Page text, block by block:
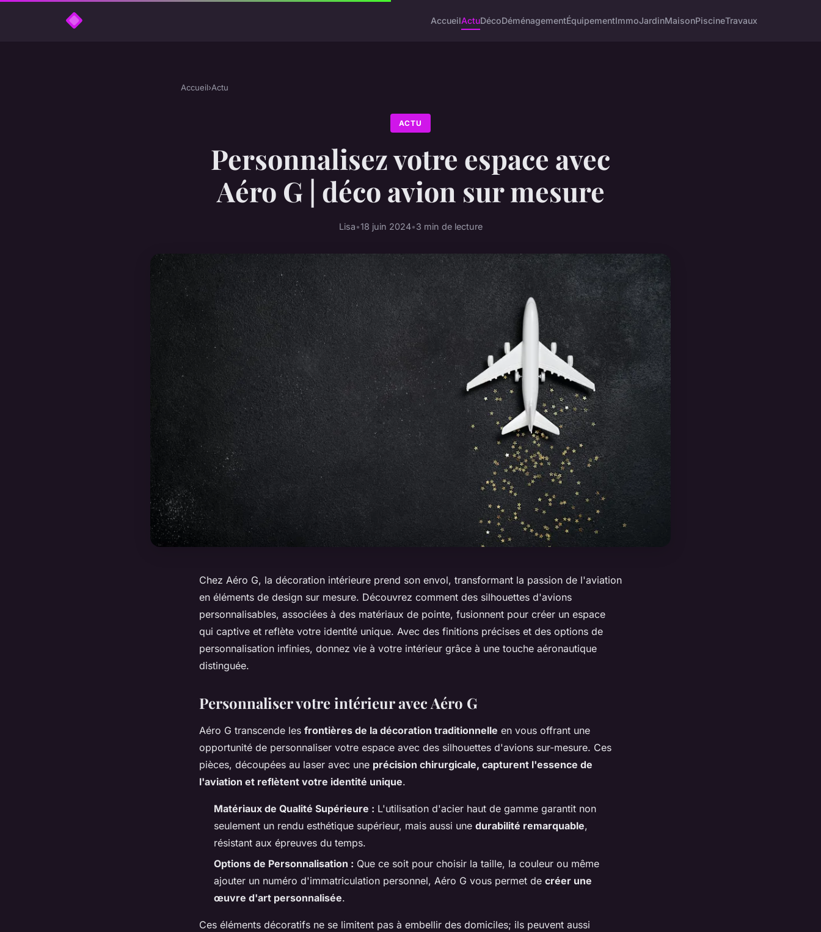
AccueilActuDécoDéménagementÉquipementImmoJardinMaisonPiscineTravaux
Accueil›Actu
ACTU
Personnalisez votre espace avec
Aéro G | déco avion sur mesure
Lisa•18 juin 2024•3 min de lecture
Chez Aéro G, la décoration intérieure prend son envol, transformant la passion de l'aviation
en éléments de design sur mesure. Découvrez comment des silhouettes d'avions
personnalisables, associées à des matériaux de pointe, fusionnent pour créer un espace
qui captive et reflète votre identité unique. Avec des finitions précises et des options de
personnalisation infinies, donnez vie à votre intérieur grâce à une touche aéronautique
distinguée.
Personnaliser votre intérieur avec Aéro G
Aéro G transcende les frontières de la décoration traditionnelle en vous offrant une
opportunité de personnaliser votre espace avec des silhouettes d'avions sur-mesure. Ces
pièces, découpées au laser avec une précision chirurgicale, capturent l'essence de
l'aviation et reflètent votre identité unique.
Matériaux de Qualité Supérieure : L'utilisation d'acier haut de gamme garantit non
seulement un rendu esthétique supérieur, mais aussi une durabilité remarquable,
résistant aux épreuves du temps.
Options de Personnalisation : Que ce soit pour choisir la taille, la couleur ou même
ajouter un numéro d'immatriculation personnel, Aéro G vous permet de créer une
œuvre d'art personnalisée.
Ces éléments décoratifs ne se limitent pas à embellir des domiciles; ils peuvent aussi